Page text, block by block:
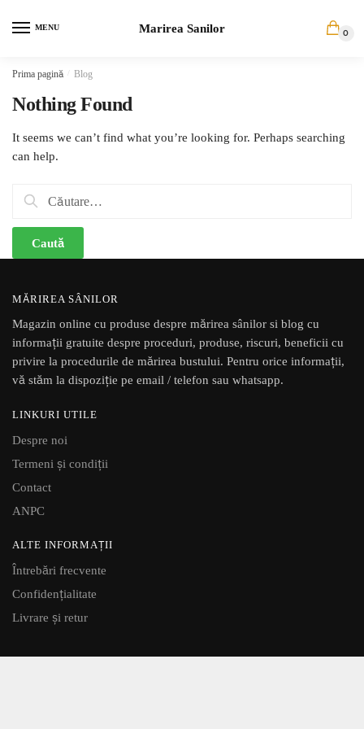
MENU Marirea Sanilor 0
Prima pagină Blog
Nothing Found
It seems we can’t find what you’re looking for. Perhaps searching
can help.
Caută
MĂRIREA SÂNILOR
Magazin online cu produse despre mărirea sânilor si blog cu
informații gratuite despre proceduri, produse, riscuri, beneficii cu
privire la procedurile de mărirea bustului. Pentru orice informații,
vă stăm la dispoziție pe email / telefon sau whatsapp.
LINKURI UTILE
Despre noi
Termeni și condiții
Contact
ANPC
ALTE INFORMAȚII
Întrebări frecvente
Confidențialitate
Livrare și retur